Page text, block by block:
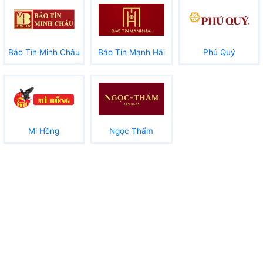
Bảo Tín Minh Châu Bảo Tín Mạnh Hải Phú Quý
Mi Hồng Ngọc Thẩm